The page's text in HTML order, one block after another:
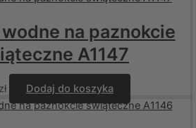
na paznokcie
A1147
zł Dodaj do koszyka